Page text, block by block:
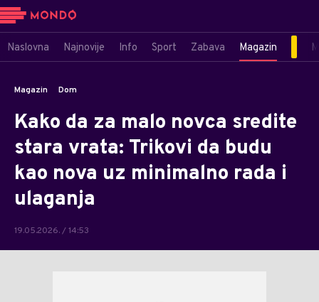
Naslovna Najnovije Info Sport Zabava Magazin
Magazin Dom
Kako da za malo novca sredite
stara vrata: Trikovi da budu
kao nova uz minimalno rada i
ulaganja
19.05.2026. / 14:53